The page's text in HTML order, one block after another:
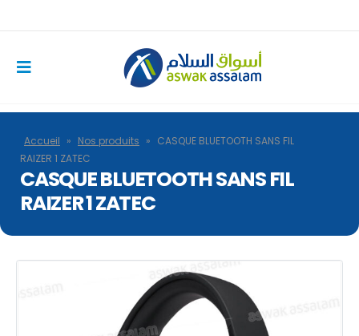
Accueil » Nos produits » CASQUE BLUETOOTH SANS FIL
RAIZER 1 ZATEC
CASQUE BLUETOOTH SANS FIL
RAIZER 1 ZATEC